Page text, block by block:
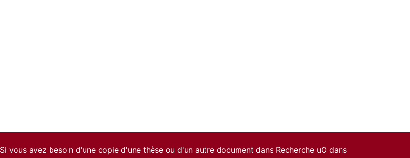
Si vous avez besoin d'une copie d'une thèse ou d'un autre document dans Recherche uO dans